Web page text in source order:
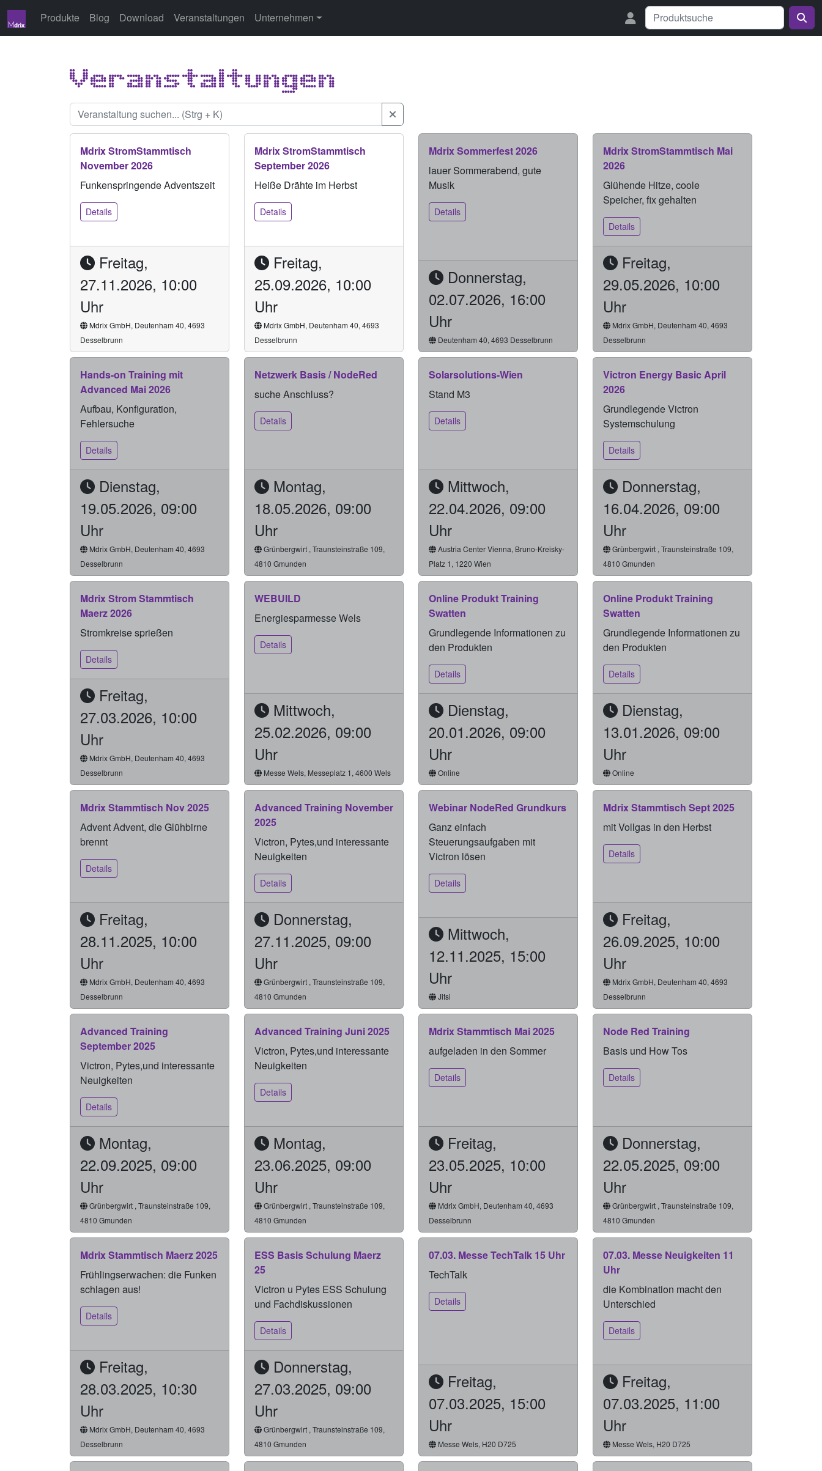
Produkte Blog Download Veranstaltungen Unternehmen
Veranstaltungen
Mdrix StromStammtisch
November 2026
Funkenspringende Adventszeit
Details
Freitag,
27.11.2026, 10:00
Uhr
Mdrix GmbH, Deutenham 40, 4693
Desselbrunn
Mdrix StromStammtisch
September 2026
Heiße Drähte im Herbst
Details
Freitag,
25.09.2026, 10:00
Uhr
Mdrix GmbH, Deutenham 40, 4693
Desselbrunn
Mdrix Sommerfest 2026
lauer Sommerabend, gute
Musik
Details
Donnerstag,
02.07.2026, 16:00
Uhr
Deutenham 40, 4693 Desselbrunn
Mdrix StromStammtisch Mai
2026
Glühende Hitze, coole
Speicher, fix gehalten
Details
Freitag,
29.05.2026, 10:00
Uhr
Mdrix GmbH, Deutenham 40, 4693
Desselbrunn
Hands-on Training mit
Advanced Mai 2026
Aufbau, Konfiguration,
Fehlersuche
Details
Dienstag,
19.05.2026, 09:00
Uhr
Mdrix GmbH, Deutenham 40, 4693
Desselbrunn
Netzwerk Basis / NodeRed
suche Anschluss?
Details
Montag,
18.05.2026, 09:00
Uhr
Grünbergwirt , Traunsteinstraße 109,
4810 Gmunden
Solarsolutions-Wien
Stand M3
Details
Mittwoch,
22.04.2026, 09:00
Uhr
Austria Center Vienna, Bruno-Kreisky-
Platz 1, 1220 Wien
Victron Energy Basic April
2026
Grundlegende Victron
Systemschulung
Details
Donnerstag,
16.04.2026, 09:00
Uhr
Grünbergwirt , Traunsteinstraße 109,
4810 Gmunden
Mdrix Strom Stammtisch
Maerz 2026
Stromkreise sprießen
Details
Freitag,
27.03.2026, 10:00
Uhr
Mdrix GmbH, Deutenham 40, 4693
Desselbrunn
WEBUILD
Energiesparmesse Wels
Details
Mittwoch,
25.02.2026, 09:00
Uhr
Messe Wels, Messeplatz 1, 4600 Wels
Online Produkt Training
Swatten
Grundlegende Informationen zu
den Produkten
Details
Dienstag,
20.01.2026, 09:00
Uhr
Online
Online Produkt Training
Swatten
Grundlegende Informationen zu
den Produkten
Details
Dienstag,
13.01.2026, 09:00
Uhr
Online
Mdrix Stammtisch Nov 2025
Advent Advent, die Glühbirne
brennt
Details
Freitag,
28.11.2025, 10:00
Uhr
Mdrix GmbH, Deutenham 40, 4693
Desselbrunn
Advanced Training November
2025
Victron, Pytes,und interessante
Neuigkeiten
Details
Donnerstag,
27.11.2025, 09:00
Uhr
Grünbergwirt , Traunsteinstraße 109,
4810 Gmunden
Webinar NodeRed Grundkurs
Ganz einfach
Steuerungsaufgaben mit
Victron lösen
Details
Mittwoch,
12.11.2025, 15:00
Uhr
Jitsi
Mdrix Stammtisch Sept 2025
mit Vollgas in den Herbst
Details
Freitag,
26.09.2025, 10:00
Uhr
Mdrix GmbH, Deutenham 40, 4693
Desselbrunn
Advanced Training
September 2025
Victron, Pytes,und interessante
Neuigkeiten
Details
Montag,
22.09.2025, 09:00
Uhr
Grünbergwirt , Traunsteinstraße 109,
4810 Gmunden
Advanced Training Juni 2025
Victron, Pytes,und interessante
Neuigkeiten
Details
Montag,
23.06.2025, 09:00
Uhr
Grünbergwirt , Traunsteinstraße 109,
4810 Gmunden
Mdrix Stammtisch Mai 2025
aufgeladen in den Sommer
Details
Freitag,
23.05.2025, 10:00
Uhr
Mdrix GmbH, Deutenham 40, 4693
Desselbrunn
Node Red Training
Basis und How Tos
Details
Donnerstag,
22.05.2025, 09:00
Uhr
Grünbergwirt , Traunsteinstraße 109,
4810 Gmunden
Mdrix Stammtisch Maerz 2025
Frühlingserwachen: die Funken
schlagen aus!
Details
Freitag,
28.03.2025, 10:30
Uhr
Mdrix GmbH, Deutenham 40, 4693
Desselbrunn
ESS Basis Schulung Maerz
25
Victron u Pytes ESS Schulung
und Fachdiskussionen
Details
Donnerstag,
27.03.2025, 09:00
Uhr
Grünbergwirt , Traunsteinstraße 109,
4810 Gmunden
07.03. Messe TechTalk 15 Uhr
TechTalk
Details
Freitag,
07.03.2025, 15:00
Uhr
Messe Wels, H20 D725
07.03. Messe Neuigkeiten 11
Uhr
die Kombination macht den
Unterschied
Details
Freitag,
07.03.2025, 11:00
Uhr
Messe Wels, H20 D725